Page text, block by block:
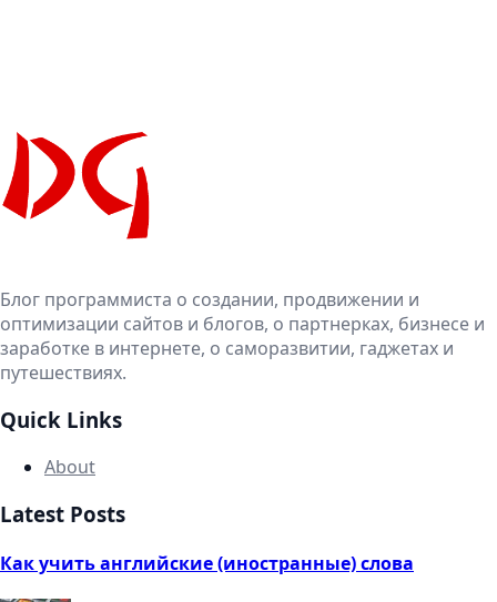
Блог программиста о создании, продвижении и
оптимизации сайтов и блогов, о партнерках, бизнесе и
заработке в интернете, о саморазвитии, гаджетах и
путешествиях.
Quick Links
About
Latest Posts
Как учить английские (иностранные) слова